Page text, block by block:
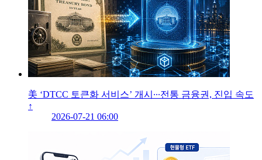
美 ‘DTCC 토큰화 서비스’ 개시∙∙∙전통 금융권, 진입 속도
↑
2026-07-21 06:00